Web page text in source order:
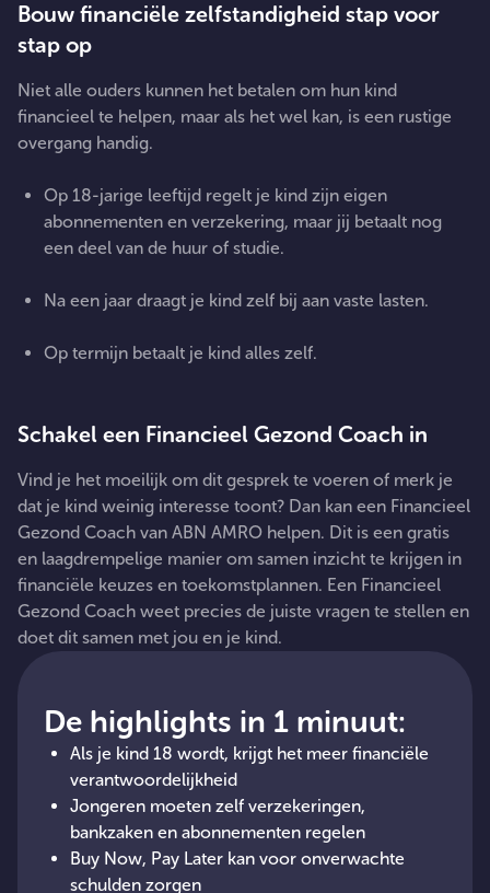
Bouw financiële zelfstandigheid stap voor
stap op
Niet alle ouders kunnen het betalen om hun kind
financieel te helpen, maar als het wel kan, is een rustige
overgang handig.
Op 18-jarige leeftijd regelt je kind zijn eigen
abonnementen en verzekering, maar jij betaalt nog
een deel van de huur of studie.
Na een jaar draagt je kind zelf bij aan vaste lasten.
Op termijn betaalt je kind alles zelf.
Schakel een Financieel Gezond Coach in
Vind je het moeilijk om dit gesprek te voeren of merk je
dat je kind weinig interesse toont? Dan kan een Financieel
Gezond Coach van ABN AMRO helpen. Dit is een gratis
en laagdrempelige manier om samen inzicht te krijgen in
financiële keuzes en toekomstplannen. Een Financieel
Gezond Coach weet precies de juiste vragen te stellen en
doet dit samen met jou en je kind.
De highlights in 1 minuut:
Als je kind 18 wordt, krijgt het meer financiële
verantwoordelijkheid
Jongeren moeten zelf verzekeringen,
bankzaken en abonnementen regelen
Buy Now, Pay Later kan voor onverwachte
schulden zorgen